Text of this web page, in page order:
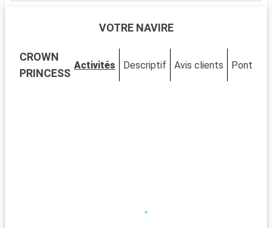
d'être utilisé par les dirigeants militaires américains.
VOTRE NAVIRE
CROWN
PRINCESS
Activités Descriptif Avis clients Ponts